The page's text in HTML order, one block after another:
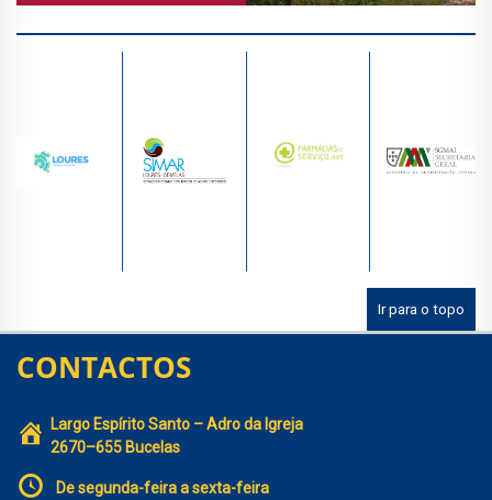
Ir para o topo
CONTACTOS
Largo Espírito Santo – Adro da Igreja
2670–655 Bucelas
De segunda-feira a sexta-feira